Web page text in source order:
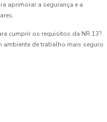
aprimorar a segurança e a
cumprir os requisitos da NR 13?
ambiente de trabalho mais seguro